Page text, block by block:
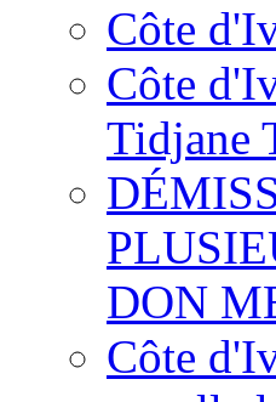
Côte
Côte
Tidjane
DON
Côte